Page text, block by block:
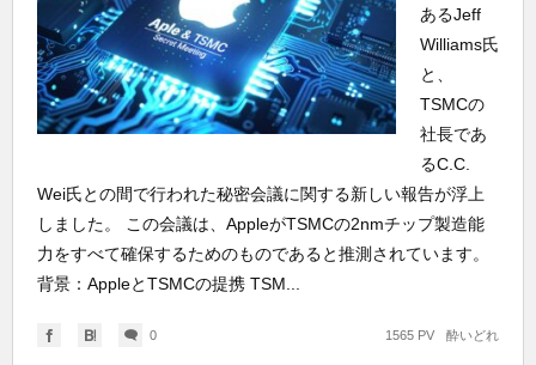
あるJeff
Williams氏
と、
TSMCの
社長であ
るC.C.
Wei氏との間で行われた秘密会議に関する新しい報告が浮上
しました。 この会議は、AppleがTSMCの2nmチップ製造能
力をすべて確保するためのものであると推測されています。
背景：AppleとTSMCの提携 TSM...
0 酔いどれ
1565 PV